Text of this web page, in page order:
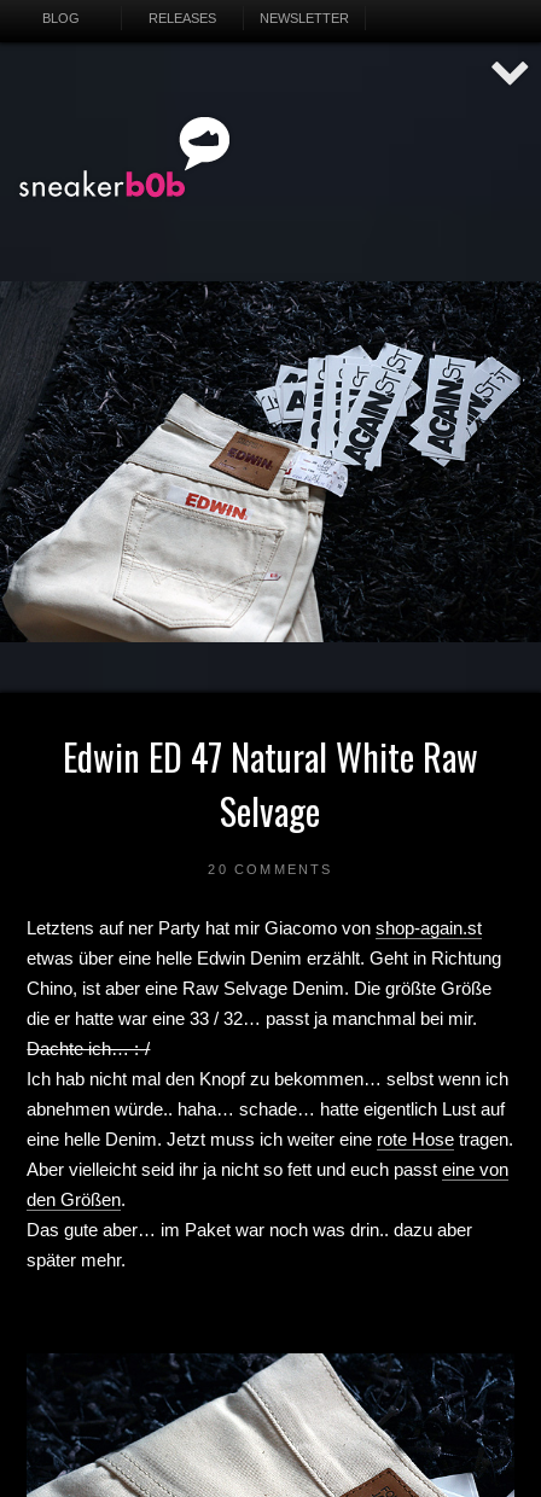
BLOG RELEASES NEWSLETTER
Edwin ED 47 Natural White Raw
Selvage
20 COMMENTS
Letztens auf ner Party hat mir Giacomo vonshop-again.st
etwas über eine helle Edwin Denim erzählt. Geht in Richtung
Chino, ist aber eine Raw Selvage Denim. Die größte Größe
die er hatte war eine 33 / 32… passt ja manchmal bei mir.
Dachte ich… :-/
Ich hab nicht mal den Knopf zu bekommen… selbst wenn ich
abnehmen würde.. haha… schade… hatte eigentlich Lust auf
eine helle Denim. Jetzt muss ich weiter eine rote Hose tragen.
Aber vielleicht seid ihr ja nicht so fett und euch passteine von
den Größen.
Das gute aber… im Paket war noch was drin.. dazu aber
später mehr.